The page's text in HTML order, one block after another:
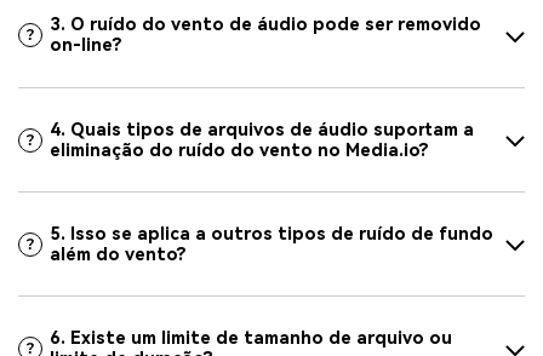
3. O ruído do vento de áudio pode ser removido
on-line?
4. Quais tipos de arquivos de áudio suportam a
eliminação do ruído do vento no Media.io?
5. Isso se aplica a outros tipos de ruído de fundo
além do vento?
6. Existe um limite de tamanho de arquivo ou